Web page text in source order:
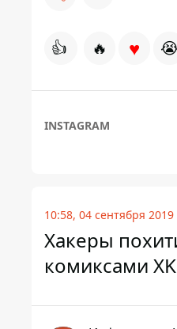
👍 🔥 ♥
INSTAGRAM
10:58, 04 сентября 2019
Хакеры
комиксами